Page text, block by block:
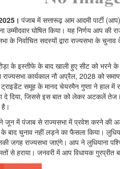
पंजाब में सत्तारूढ़ आम आदमी पार्टी (आप)
घोषित किया। यह निर्णय आप की
के निर्वाचित सदस्यों द्वारा राज्यसभा के
के इस्तीफे के बाद खाली हुए सीट को भरने के
राज्यसभा कार्यकाल नौ अप्रैल, 2028 को
समूह के मानद चेयरमैन गुप्ता ने हाल में
दे दिया, जिससे इस बात को लेकर अटकलें
है।
में पंजाब से राज्यसभा में प्रवेश करने की
बाद चुनाव नहीं लड़ने का फैसला किया।
जगह राज्यसभा जाएंगे। आप ने लुधियाना
से हराया। जनवरी में आप विधायक गुरप्रीत